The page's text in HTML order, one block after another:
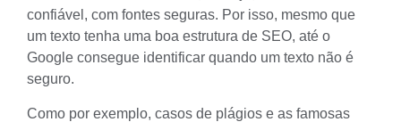
confiável, com fontes seguras. Por isso, mesmo que
um texto tenha uma boa estrutura de SEO, até o
Google consegue identificar quando um texto não é
seguro.
Como por exemplo, casos de plágios e as famosas